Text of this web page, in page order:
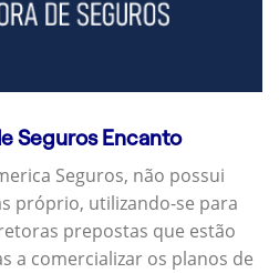
Seguros Encanto
Seguros, não possui
próprio, utilizando-se para
prepostas que estão
a comercializar os planos de